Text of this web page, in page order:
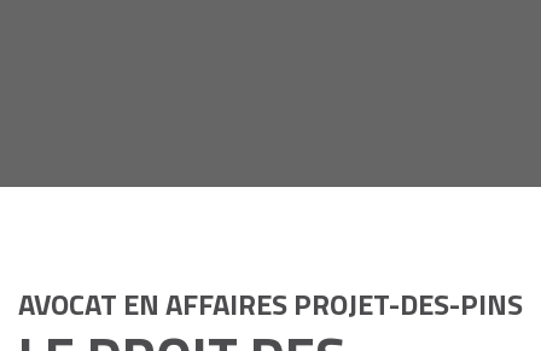
AVOCAT EN AFFAIRES PROJET-DES-PINS